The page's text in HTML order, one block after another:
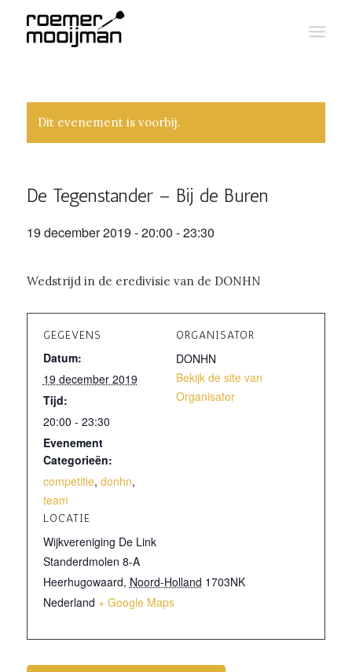
Dit evenement is voorbij.
De Tegenstander – Bij de Buren
19 december 2019 - 20:00 -23:30
Wedstrijd in de eredivisie van de DONHN
GEGEVENS
Datum:
19 december 2019
Tijd:
20:00 - 23:30
Evenement
Categorieën:
competitie, donhn,
team
LOCATIE
Wijkvereniging De Link
Standerdmolen 8-A
Heerhugowaard, Noord-Holland 1703NK
Nederland + Google Maps
ORGANISATOR
DONHN
Bekijk de site van
Organisator